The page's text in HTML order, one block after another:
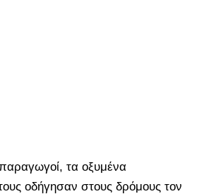
τα οξυμένα
οδήγησαν στους δρόμους τον